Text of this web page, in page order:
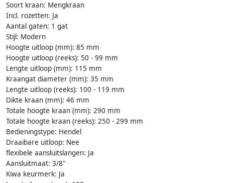
Soort kraan: Mengkraan
Incl. rozetten: Ja
Aantal gaten: 1 gat
Stijl: Modern
Hoogte uitloop (mm): 85 mm
Hoogte uitloop (reeks): 50 - 99 mm
Lengte uitloop (mm): 115 mm
Kraangat diameter (mm): 35 mm
Lengte uitloop (reeks): 100 - 119 mm
Dikte kraan (mm): 46 mm
Totale hoogte kraan (mm): 290 mm
Totale hoogte kraan (reeks): 250 - 299 mm
Bedieningstype: Hendel
Draaibare uitloop: Nee
flexibele aansluitslangen: Ja
Aansluitmaat: 3/8"
Kiwa keurmerk: Ja